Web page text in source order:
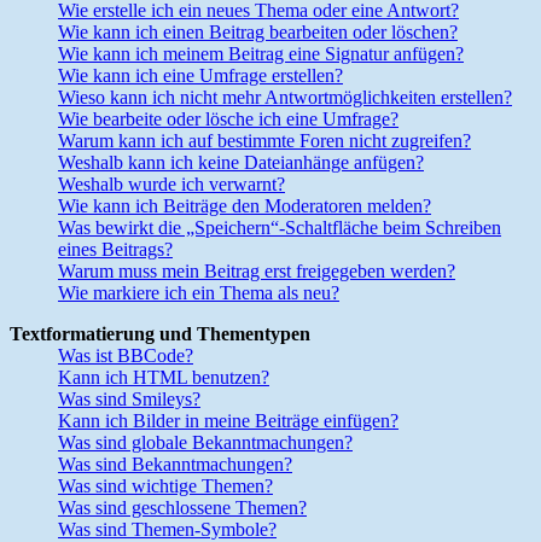
Wie erstelle ich ein neues Thema oder eine Antwort?
Wie kann ich einen Beitrag bearbeiten oder löschen?
Wie kann ich meinem Beitrag eine Signatur anfügen?
Wie kann ich eine Umfrage erstellen?
Wieso kann ich nicht mehr Antwortmöglichkeiten erstellen?
Wie bearbeite oder lösche ich eine Umfrage?
Warum kann ich auf bestimmte Foren nicht zugreifen?
Weshalb kann ich keine Dateianhänge anfügen?
Weshalb wurde ich verwarnt?
Wie kann ich Beiträge den Moderatoren melden?
Was bewirkt die „Speichern“-Schaltfläche beim Schreiben
eines Beitrags?
Warum muss mein Beitrag erst freigegeben werden?
Wie markiere ich ein Thema als neu?
Textformatierung und Thementypen
Was ist BBCode?
Kann ich HTML benutzen?
Was sind Smileys?
Kann ich Bilder in meine Beiträge einfügen?
Was sind globale Bekanntmachungen?
Was sind Bekanntmachungen?
Was sind wichtige Themen?
Was sind geschlossene Themen?
Was sind Themen-Symbole?